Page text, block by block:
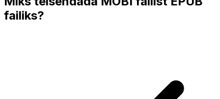
failiks?